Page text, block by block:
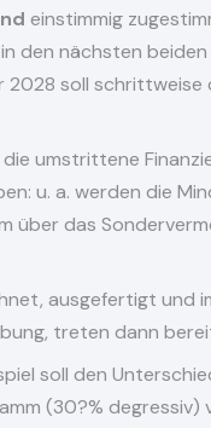
einstimmig
den nächsten
2028 soll
umstrittene
u. a. werden die
über das
ausgefertigt und
treten dann
soll den
(30?% degressiv)